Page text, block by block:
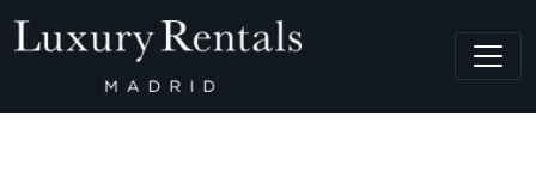
Navegación principal